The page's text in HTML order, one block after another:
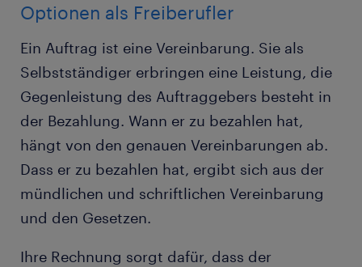
Optionen als Freiberufler
Ein Auftrag ist eine Vereinbarung. Sie als
Selbstständiger erbringen eine Leistung, die
Gegenleistung des Auftraggebers besteht in
der Bezahlung. Wann er zu bezahlen hat,
hängt von den genauen Vereinbarungen ab.
Dass er zu bezahlen hat, ergibt sich aus der
mündlichen und schriftlichen Vereinbarung
und den Gesetzen.
Ihre Rechnung sorgt dafür, dass der